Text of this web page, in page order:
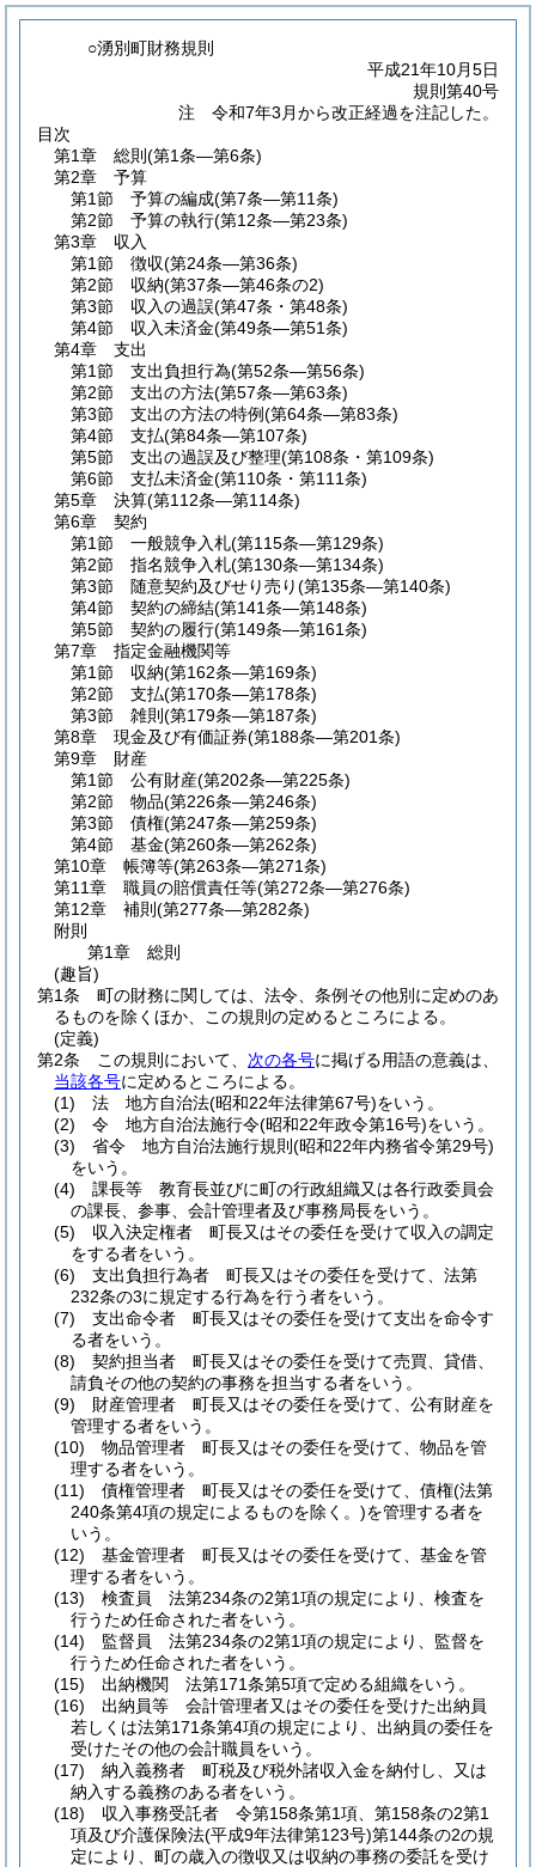
○湧別町財務規則
平成21年10月5日
規則第40号
注 令和7年3月から改正経過を注記した。
目次
第1章
総則 (第1条―第6条)
第2章
予算
第1節
予算の編成(第7条―第11条)
第2節
予算の執行(第12条―第23条)
第3章
収入
第1節
徴収(第24条―第36条)
第2節
収納(第37条―第46条の2)
第3節
収入の過誤(第47条・第48条)
第4節
収入未済金(第49条―第51条)
第4章
支出
第1節
支出負担行為(第52条―第56条)
第2節
支出の方法(第57条―第63条)
第3節
支出の方法の特例(第64条―第83条)
第4節
支払(第84条―第107条)
第5節
支出の過誤及び整理(第108条・第109条)
第6節
支払未済金(第110条・第111条)
第5章
決算(第112条―第114条)
第6章
契約
第1節
一般競争入札(第115条―第129条)
第2節
指名競争入札(第130条―第134条)
第3節
随意契約及びせり売り(第135条―第140条)
第4節
契約の締結(第141条―第148条)
第5節
契約の履行(第149条―第161条)
第7章
指定金融機関等
第1節
収納(第162条―第169条)
第2節
支払(第170条―第178条)
第3節
雑則 (第179条―第187条)
第8章
現金及び有価証券(第188条―第201条)
第9章
財産
第1節
公有財産(第202条―第225条)
第2節
物品(第226条―第246条)
第3節
債権(第247条―第259条)
第4節
基金(第260条―第262条)
第10章
帳簿等(第263条―第271条)
第11章
職員の賠償責任等(第272条―第276条)
第12章
補則 (第277条―第282条)
附則
第1章
総則
(趣旨)
第1条
町の財務に関しては、法令、条例その他別に定めのあ
るものを除くほか、この規則の定めるところによる。
(定義)
第2条
この規則において、 次の各号に掲げる用語の意義は、
当該各号に定めるところによる。
(1)
法 地方自治法(昭和22年法律第67号)をいう。
(2)
令 地方自治法施行令(昭和22年政令第16号)をいう。
(3)
省令 地方自治法施行規則 (昭和22年内務省令第29号)
をいう。
(4)
課長等 教育長並びに町の行政組織又は各行政委員会
の課長、参事、会計管理者及び事務局長をいう。
(5)
収入決定権者 町長又はその委任を受けて収入の調定
をする者をいう。
(6)
支出負担行為者 町長又はその委任を受けて、法第
232条の3に規定する行為を行う者をいう。
(7)
支出命令者 町長又はその委任を受けて支出を命令す
る者をいう。
(8)
契約担当者 町長又はその委任を受けて売買、貸借、
請負その他の契約の事務を担当する者をいう。
(9)
財産管理者 町長又はその委任を受けて、公有財産を
管理する者をいう。
(10)
物品管理者 町長又はその委任を受けて、物品を管
理する者をいう。
(11)
債権管理者 町長又はその委任を受けて、債権(法第
240条第4項の規定によるものを除く。)を管理する者を
いう。
(12)
基金管理者 町長又はその委任を受けて、基金を管
理する者をいう。
(13)
検査員 法第234条の2第1項の規定により、検査を
行うため任命された者をいう。
(14)
監督員 法第234条の2第1項の規定により、監督を
行うため任命された者をいう。
(15)
出納機関 法第171条第5項で定める組織をいう。
(16)
出納員等 会計管理者又はその委任を受けた出納員
若しくは法第171条第4項の規定により、出納員の委任を
受けたその他の会計職員をいう。
(17)
納入義務者 町税及び税外諸収入金を納付し、又は
納入する義務のある者をいう。
(18)
収入事務受託者 令第158条第1項、第158条の2第1
項及び介護保険法(平成9年法律第123号)第144条の2の規
定により、町の歳入の徴収又は収納の事務の委託を受け